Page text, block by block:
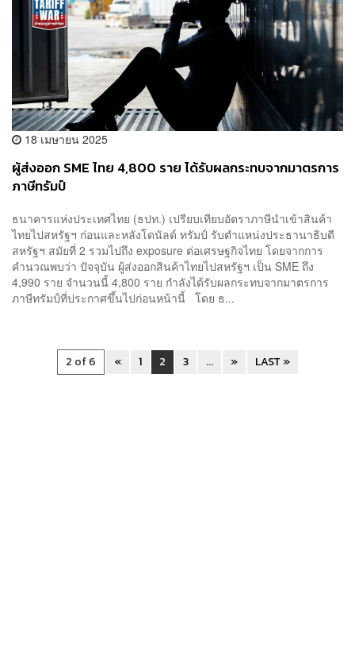
18 เมษายน 2025
ผู้ส่งออก SME ไทย 4,800 ราย ได้รับผลกระทบจากมาตรการ
ภาษีทรัมป์
ธนาคารแห่งประเทศไทย (ธปท.) เปรียบเทียบอัตราภาษีนำเข้าสินค้า
ไทยไปสหรัฐฯ ก่อนและหลังโดนัลด์ ทรัมป์ รับตำแหน่งประธานาธิบดี
สหรัฐฯ สมัยที่ 2 รวมไปถึง exposure ต่อเศรษฐกิจไทย โดยจากการ
คำนวณพบว่า ปัจจุบัน ผู้ส่งออกสินค้าไทยไปสหรัฐฯ เป็น SME ถึง
4,990 ราย จำนวนนี้ 4,800 ราย กำลังได้รับผลกระทบจากมาตรการ
ภาษีทรัมป์ที่ประกาศขึ้นไปก่อนหน้านี้ โดย ธ...
2 of 6 « 1 2 3 ... » LAST »